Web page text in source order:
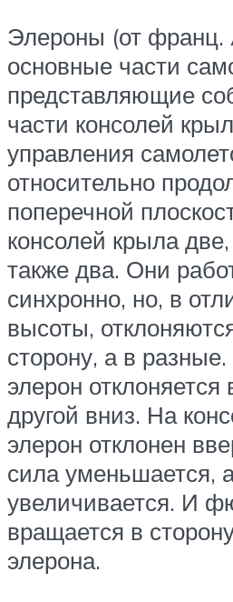
Элероны (от франц.
основные части
представляющие
части консолей
управления
относительно
поперечной
консолей крыла
также два. Они
синхронно, но, в
высоты,
сторону, а в
элерон отклоняется
другой вниз. На
элерон отклонен
сила уменьшается,
увеличивается. И
вращается в
элерона.